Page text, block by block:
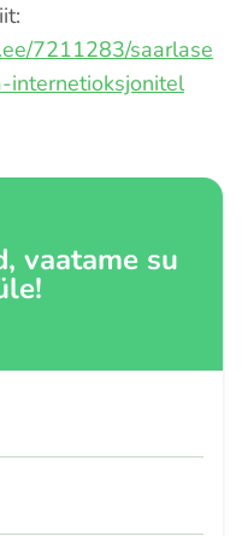
7211283/saarlase
internetioksjonitel
vaatame su